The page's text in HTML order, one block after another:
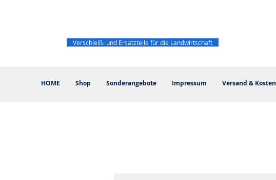
HOME Shop Sonderangebote Impressum Versand & Kosten
Verschleiß- und Ersatzteile für die Landwirtschaft